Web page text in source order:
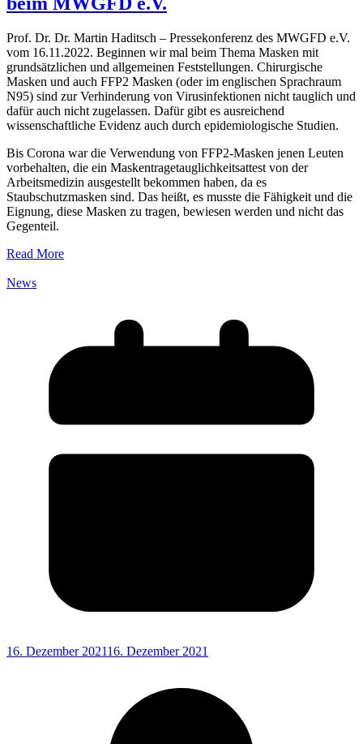
Prof. Dr. Dr. Martin Haditsch – Pressekonferenz des MWGFD e.V.
vom 16.11.2022. Beginnen wir mal beim Thema Masken mit
grundsätzlichen und allgemeinen Feststellungen. Chirurgische
Masken und auch FFP2 Masken (oder im englischen Sprachraum
N95) sind zur Verhinderung von Virusinfektionen nicht tauglich und
dafür auch nicht zugelassen. Dafür gibt es ausreichend
wissenschaftliche Evidenz auch durch epidemiologische Studien.
Bis Corona war die Verwendung von FFP2-Masken jenen Leuten
vorbehalten, die ein Maskentragetauglichkeitsattest von der
Arbeitsmedizin ausgestellt bekommen haben, da es
Staubschutzmasken sind. Das heißt, es musste die Fähigkeit und die
Eignung, diese Masken zu tragen, bewiesen werden und nicht das
Gegenteil.
Read More
News
16. Dezember 202116. Dezember 2021